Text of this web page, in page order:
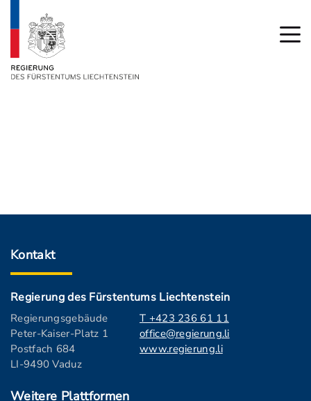
Kontakt
Regierung des Fürstentums Liechtenstein
Regierungsgebäude
Peter-Kaiser-Platz 1
Postfach 684
LI-9490 Vaduz
T +423 236 61 11
office@regierung.li
www.regierung.li
Weitere Plattformen